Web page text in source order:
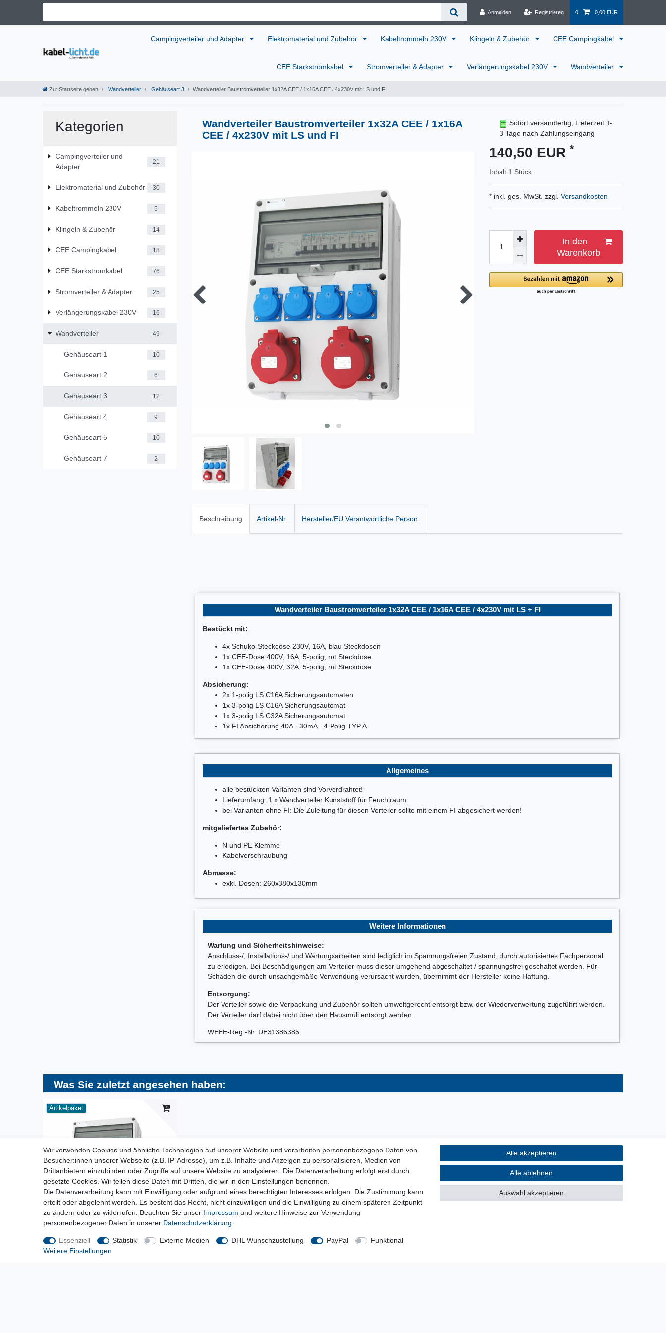
Anmelden Registrieren 0 0,00 EUR
Campingverteiler und Adapter Elektromaterial und Zubehör Kabeltrommeln 230V Klingeln & Zubehör CEE Campingkabel
CEE Starkstromkabel Stromverteiler & Adapter Verlängerungskabel 230V Wandverteiler
Zur Startseite gehen Wandverteiler Gehäuseart 3 Wandverteiler Baustromverteiler 1x32A CEE / 1x16A CEE / 4x230V mit LS und FI
Kategorien
Campingverteiler und
Adapter
21
Elektromaterial und Zubehör 30
Kabeltrommeln 230V 5
Klingeln & Zubehör 14
CEE Campingkabel 18
CEE Starkstromkabel 76
Stromverteiler & Adapter 25
Verlängerungskabel 230V 16
Wandverteiler 49
Gehäuseart 1 10
Gehäuseart 2 6
Gehäuseart 3 12
Gehäuseart 4 9
Gehäuseart 5 10
Gehäuseart 7 2
Wandverteiler Baustromverteiler 1x32A CEE / 1x16A
CEE / 4x230V mit LS und FI
Sofort versandfertig, Lieferzeit 1-
3 Tage nach Zahlungseingang
140,50 EUR *
Inhalt 1 Stück
* inkl. ges. MwSt. zzgl. Versandkosten
In den
Warenkorb
Beschreibung Artikel-Nr. Hersteller/EU Verantwortliche Person
Wandverteiler Baustromverteiler 1x32A CEE / 1x16A CEE / 4x230V mit LS + FI
Bestückt mit:
4x Schuko-Steckdose 230V, 16A, blau Steckdosen
1x CEE-Dose 400V, 16A, 5-polig, rot Steckdose
1x CEE-Dose 400V, 32A, 5-polig, rot Steckdose
Absicherung:
2x 1-polig LS C16A Sicherungsautomaten
1x 3-polig LS C16A Sicherungsautomat
1x 3-polig LS C32A Sicherungsautomat
1x FI Absicherung 40A - 30mA - 4-Polig TYP A
Allgemeines
alle bestückten Varianten sind Vorverdrahtet!
Lieferumfang: 1 x Wandverteiler Kunststoff für Feuchtraum
bei Varianten ohne FI: Die Zuleitung für diesen Verteiler sollte mit einem FI abgesichert werden!
mitgeliefertes Zubehör:
N und PE Klemme
Kabelverschraubung
Abmasse:
exkl. Dosen: 260x380x130mm
Weitere Informationen
Wartung und Sicherheitshinweise:
Anschluss-/, Installations-/ und Wartungsarbeiten sind lediglich im Spannungsfreien Zustand, durch autorisiertes Fachpersonal
zu erledigen. Bei Beschädigungen am Verteiler muss dieser umgehend abgeschaltet / spannungsfrei geschaltet werden. Für
Schäden die durch unsachgemäße Verwendung verursacht wurden, übernimmt der Hersteller keine Haftung.
Entsorgung:
Der Verteiler sowie die Verpackung und Zubehör sollten umweltgerecht entsorgt bzw. der Wiederverwertung zugeführt werden.
Der Verteiler darf dabei nicht über den Hausmüll entsorgt werden.
WEEE-Reg.-Nr. DE31386385
Was Sie zuletzt angesehen haben:
Artikelpaket
[Paket] Wandverteiler Baustromverteiler 1x32A
CEE / 1x16A CEE / 4x230V mit LS und FI
Wir verwenden Cookies und ähnliche Technologien auf unserer Website und verarbeiten personenbezogene Daten von
Besucher:innen unserer Webseite (z.B. IP-Adresse), um z.B. Inhalte und Anzeigen zu personalisieren, Medien von
Drittanbietern einzubinden oder Zugriffe auf unsere Website zu analysieren. Die Datenverarbeitung erfolgt erst durch
gesetzte Cookies. Wir teilen diese Daten mit Dritten, die wir in den Einstellungen benennen.
Die Datenverarbeitung kann mit Einwilligung oder aufgrund eines berechtigten Interesses erfolgen. Die Zustimmung kann
erteilt oder abgelehnt werden. Es besteht das Recht, nicht einzuwilligen und die Einwilligung zu einem späteren Zeitpunkt
zu ändern oder zu widerrufen. Beachten Sie unser Impressum und weitere Hinweise zur Verwendung
personenbezogener Daten in unserer Daten­schutz­erklärung
Essenziell Statistik Externe Medien DHL Wunschzustellung PayPal
Funktional
Weitere Einstellungen
Alle akzeptieren
Alle ablehnen
Auswahl akzeptieren